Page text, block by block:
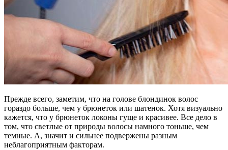
Прежде всего, заметим, что на голове блондинок волос
гораздо больше, чем у брюнеток или шатенок. Хотя визуально
кажется, что у брюнеток локоны гуще и красивее. Все дело в
том, что светлые от природы волосы намного тоньше, чем
темные. А, значит и сильнее подвержены разным
неблагоприятным факторам.